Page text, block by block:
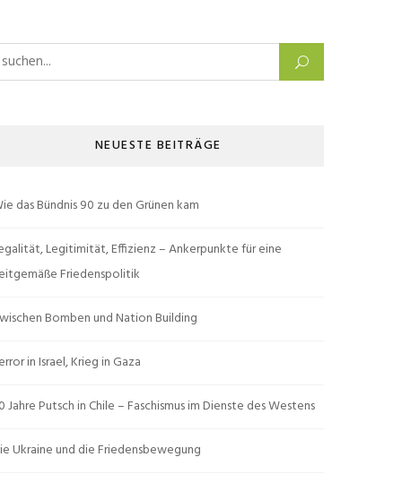
Suchen nach:
NEUESTE BEITRÄGE
das Bündnis 90 zu den Grünen kam
Legitimität, Effizienz – Ankerpunkte für eine
Friedenspolitik
Bomben und Nation Building
in Israel, Krieg in Gaza
Jahre Putsch in Chile – Faschismus im Dienste des Westens
Ukraine und die Friedensbewegung